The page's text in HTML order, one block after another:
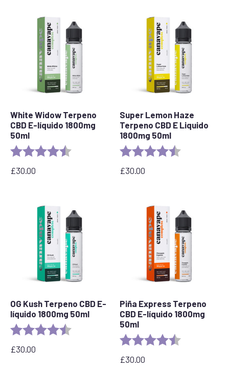
White Widow Terpeno
CBD E-líquido 1800mg
50ml
Valoración: 4,7 de 5 estrellas
£30.00
Super Lemon Haze
Terpeno CBD E Liquido
1800mg 50ml
Valoración:
£30.00
OG Kush Terpeno CBD E-
líquido 1800mg 50ml
Valoración: 4,6 de 5 estrellas
£30.00
Piña Express Terpeno
CBD E-líquido 1800mg
50ml
Valoración:
£30.00